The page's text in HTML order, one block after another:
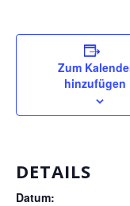
Zum
hinzufügen
DETAILS
Datum: